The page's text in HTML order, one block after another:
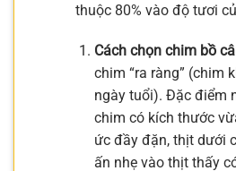
thuộc 80% vào độ tươi
Cách chọn chim bồ
chim “ra ràng” (chim
ngày tuổi). Đặc điểm
chim có kích thước
ức đầy đặn, thịt dưới
ấn nhẹ vào thịt thấy